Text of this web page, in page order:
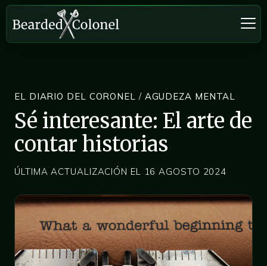
EL DIARIO DEL CORONEL / AGUDEZA MENTAL
Sé interesante: El arte de
contar historias
ÚLTIMA ACTUALIZACIÓN EL 16 AGOSTO 2024